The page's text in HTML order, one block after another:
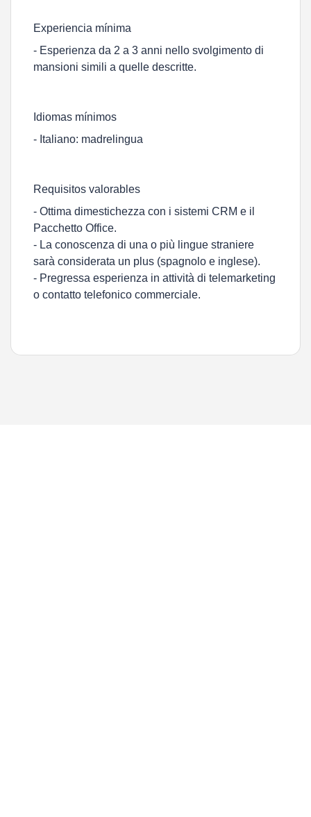
Experiencia mínima
- Esperienza da 2 a 3 anni nello svolgimento di
mansioni simili a quelle descritte.
Idiomas mínimos
- Italiano: madrelingua
Requisitos valorables
- Ottima dimestichezza con i sistemi CRM e il
Pacchetto Office.
- La conoscenza di una o più lingue straniere
sarà considerata un plus (spagnolo e inglese).
- Pregressa esperienza in attività di telemarketing
o contatto telefonico commerciale.